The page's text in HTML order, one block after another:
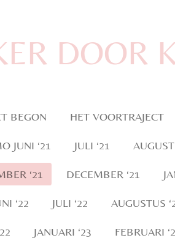
DOOR
BEGON HET VOORTRAJECT
JUNI ‘21 JULI ‘21
‘21 DECEMBER ‘21
‘22 JULI ‘22 AUGUSTUS
JANUARI ‘23 FEBRUARI